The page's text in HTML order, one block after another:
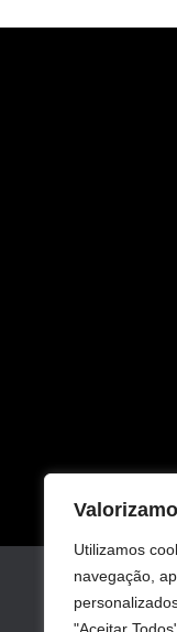
Utilizamos
navegação,